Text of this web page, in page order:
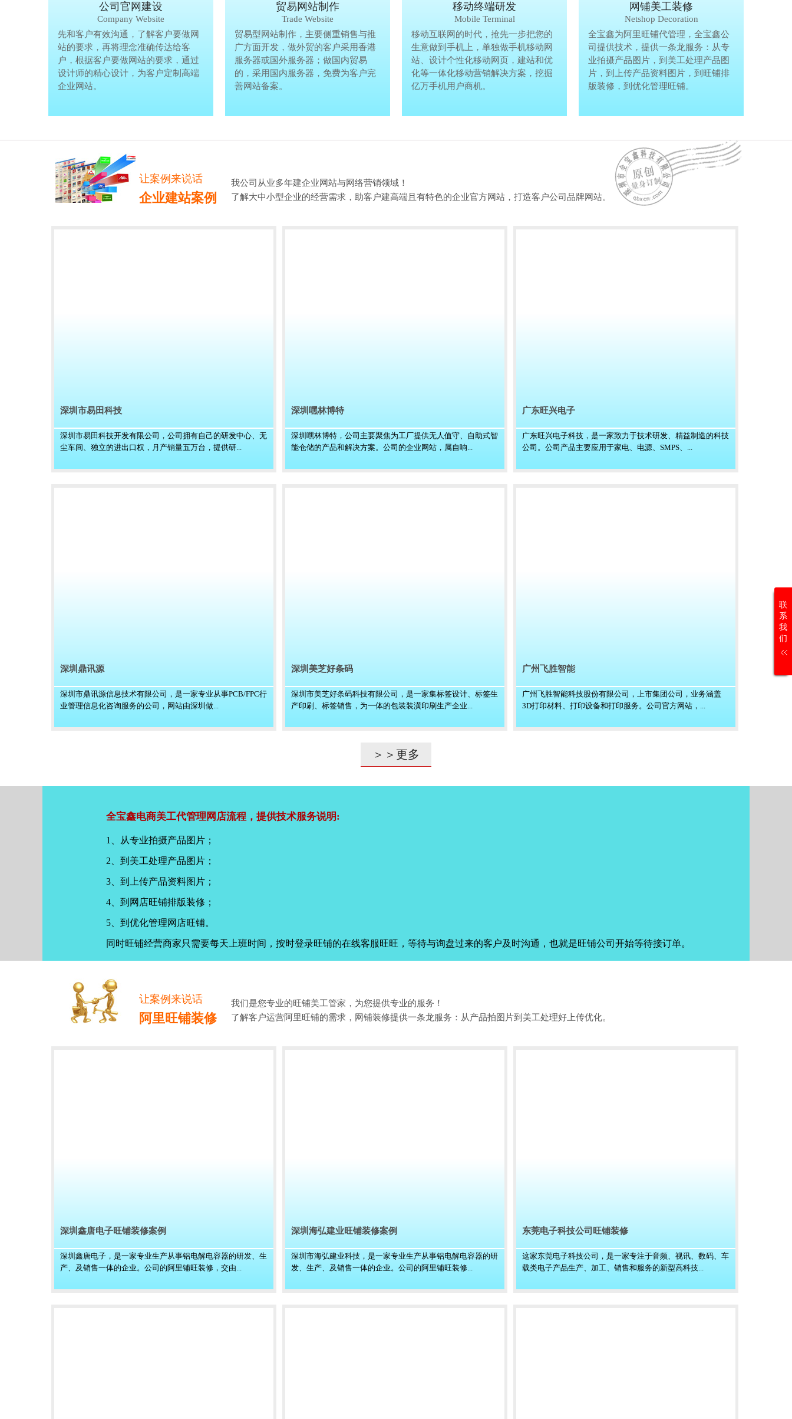
公司官网建设
Company Website
先和客户有效沟通，了解客户要做网
站的要求，再将理念准确传达给客
户，根据客户要做网站的要求，通过
设计师的精心设计，为客户定制高端
企业网站。
公司官网建设
Company Website
先和客户有效沟通，了解客户要做网
站的要求，再将理念准确传达给客
户，根据客户要做网站的要求，通过
设计师的精心设计，为客户定制高端
企业网站。
贸易网站制作
Trade Website
贸易型网站制作，主要侧重销售与推
广方面开发，做外贸的客户采用香港
服务器或国外服务器；做国内贸易
的，采用国内服务器，免费为客户完
善网站备案。
贸易网站制作
Trade Website
贸易型网站制作，主要侧重销售与推
广方面开发，做外贸的客户采用香港
服务器或国外服务器；做国内贸易
的，采用国内服务器，免费为客户完
善网站备案。
移动终端研发
Mobile Terminal
移动互联网的时代，抢先一步把您的
生意做到手机上，单独做手机移动网
站、设计个性化移动网页，建站和优
化等一体化移动营销解决方案，挖掘
亿万手机用户商机。
移动终端研发
Mobile Terminal
移动互联网的时代，抢先一步把您的
生意做到手机上，单独做手机移动网
站、设计个性化移动网页，建站和优
化等一体化移动营销解决方案，挖掘
亿万手机用户商机。
网铺美工装修
Netshop Decoration
全宝鑫为阿里旺铺代管理，全宝鑫公
司提供技术，提供一条龙服务：从专
业拍摄产品图片，到美工处理产品图
片，到上传产品资料图片，到旺铺排
版装修，到优化管理旺铺。
让案例来说话
企业建站案例
我公司从业多年建企业网站与网络营销领域！
了解大中小型企业的经营需求，助客户建高端且有特色的企业官方网站，打造客户公司品牌网站。
深圳市易田科技
深圳市易田科技开发有限公司，公司拥有自己的研发中心、无
尘车间、独立的进出口权，月产销量五万台，提供研...
深圳嘿林博特
深圳嘿林博特，公司主要聚焦为工厂提供无人值守、自助式智
能仓储的产品和解决方案。公司的企业网站，属自响...
广东旺兴电子
广东旺兴电子科技，是一家致力于技术研发、精益制造的科技
公司。公司产品主要应用于家电、电源、SMPS、...
深圳鼎讯源
深圳市鼎讯源信息技术有限公司，是一家专业从事PCB/FPC行
业管理信息化咨询服务的公司，网站由深圳做...
深圳美芝好条码
深圳市美芝好条码科技有限公司，是一家集标签设计、标签生
产印刷、标签销售，为一体的包装装潢印刷生产企业...
广州飞胜智能
广州飞胜智能科技股份有限公司，上市集团公司，业务涵盖
3D打印材料、打印设备和打印服务。公司官方网站，...
＞＞更多
全宝鑫电商美工代管理网店流程，提供技术服务说明:
1、从专业拍摄产品图片；
2、到美工处理产品图片；
3、到上传产品资料图片；
4、到网店旺铺排版装修；
5、到优化管理网店旺铺。
同时旺铺经营商家只需要每天上班时间，按时登录旺铺的在线客服旺旺，等待与询盘过来的客户及时沟通，也就是旺铺公司开始等待接订单。
让案例来说话
阿里旺铺装修
我们是您专业的旺铺美工管家，为您提供专业的服务！
了解客户运营阿里旺铺的需求，网铺装修提供一条龙服务：从产品拍图片到美工处理好上传优化。
深圳鑫唐电子旺铺装修案例
深圳鑫唐电子，是一家专业生产从事铝电解电容器的研发、生
产、及销售一体的企业。公司的阿里铺旺装修，交由...
深圳海弘建业旺铺装修案例
深圳市海弘建业科技，是一家专业生产从事铝电解电容器的研
发、生产、及销售一体的企业。公司的阿里铺旺装修...
东莞电子科技公司旺铺装修
这家东莞电子科技公司，是一家专注于音频、视讯、数码、车
载类电子产品生产、加工、销售和服务的新型高科技...
联
系
我
们